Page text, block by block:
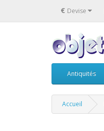
€ Devise
Antiquités
Accueil